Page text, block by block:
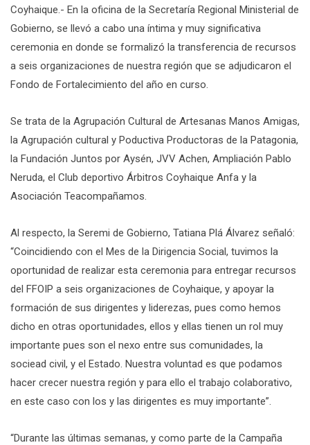
Coyhaique.- En la oficina de la Secretaría Regional Ministerial de
Gobierno, se llevó a cabo una íntima y muy significativa
ceremonia en donde se formalizó la transferencia de recursos
a seis organizaciones de nuestra región que se adjudicaron el
Fondo de Fortalecimiento del año en curso.
Se trata de la Agrupación Cultural de Artesanas Manos Amigas,
la Agrupación cultural y Poductiva Productoras de la Patagonia,
la Fundación Juntos por Aysén, JVV Achen, Ampliación Pablo
Neruda, el Club deportivo Árbitros Coyhaique Anfa y la
Asociación Teacompañamos.
Al respecto, la Seremi de Gobierno, Tatiana Plá Álvarez señaló:
“Coincidiendo con el Mes de la Dirigencia Social, tuvimos la
oportunidad de realizar esta ceremonia para entregar recursos
del FFOIP a seis organizaciones de Coyhaique, y apoyar la
formación de sus dirigentes y liderezas, pues como hemos
dicho en otras oportunidades, ellos y ellas tienen un rol muy
importante pues son el nexo entre sus comunidades, la
sociead civil, y el Estado. Nuestra voluntad es que podamos
hacer crecer nuestra región y para ello el trabajo colaborativo,
en este caso con los y las dirigentes es muy importante”.
“Durante las últimas semanas, y como parte de la Campaña